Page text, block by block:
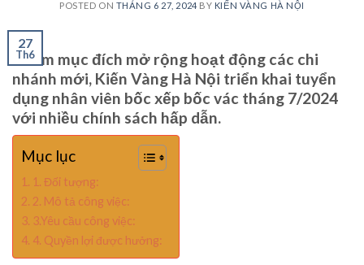
POSTED ON THÁNG 6 27, 2024 BY KIẾN VÀNG HÀ NỘI
27
Th6
Nhằm mục đích mở rộng hoạt động các chi
nhánh mới, Kiến Vàng Hà Nội triển khai tuyển
dụng nhân viên bốc xếp bốc vác tháng 7/2024
với nhiều chính sách hấp dẫn.
Mục lục
1. Đối tượng:
2. Mô tả công việc:
3.Yêu cầu công việc:
4. Quyền lợi được hưởng: